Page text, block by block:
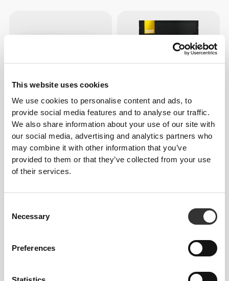
This website uses cookies
We use cookies to personalise content and ads, to
provide social media features and to analyse our traffic.
We also share information about your use of our site with
our social media, advertising and analytics partners who
may combine it with other information that you’ve
provided to them or that they’ve collected from your use
of their services.
Selection
Necessary
Preferences
€3.59 €5.99
40%
Sample Pack Protein Skyr - 3
flavors
€9.99
Σκόνη Φυστικοβούτυρου - με
Πρωτεΐνη Ορού Γάλακτος